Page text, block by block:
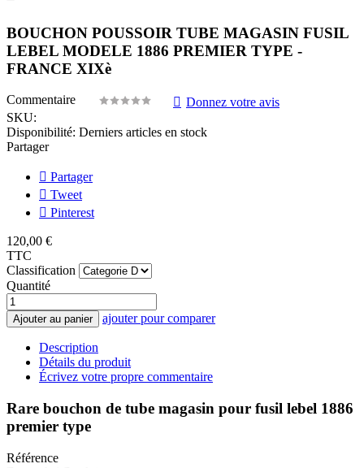
BOUCHON POUSSOIR TUBE MAGASIN FUSIL
LEBEL MODELE 1886 PREMIER TYPE -
FRANCE XIXè
Commentaire
Donnez votre avis
SKU:
Disponibilité: Derniers articles en stock
Partager
Partager
Tweet
Pinterest
120,00 €
TTC
Classification
Quantité
Ajouter au panier ajouter pour comparer
Description
Détails du produit
Écrivez votre propre commentaire
Rare bouchon de tube magasin pour fusil lebel 1886
premier type
Référence